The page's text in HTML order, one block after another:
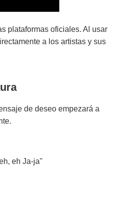
plataformas oficiales. Al usar
a los artistas y sus
de deseo empezará a
eh Ja-ja"